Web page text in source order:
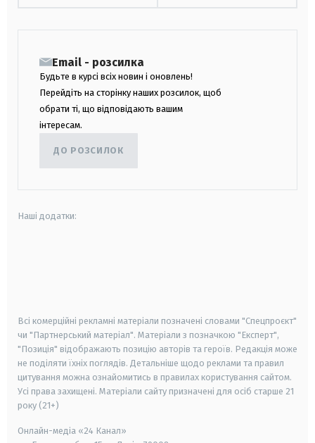
Email - розсилка
Будьте в курсі всіх новин і оновлень!
Перейдіть на сторінку наших розсилок, щоб
обрати ті, що відповідають вашим
інтересам.
ДО РОЗСИЛОК
Наші додатки:
Всі комерційні рекламні матеріали позначені словами "Спецпроєкт"
чи "Партнерський матеріал". Матеріали з позначкою "Експерт",
"Позиція" відображають позицію авторів та героїв. Редакція може
не поділяти їхніх поглядів. Детальніше щодо реклами та правил
цитування можна ознайомитись в правилах користування сайтом.
Усі права захищені. Матеріали сайту призначені для осіб старше 21
року (21+)
Онлайн-медіа «24 Канал»